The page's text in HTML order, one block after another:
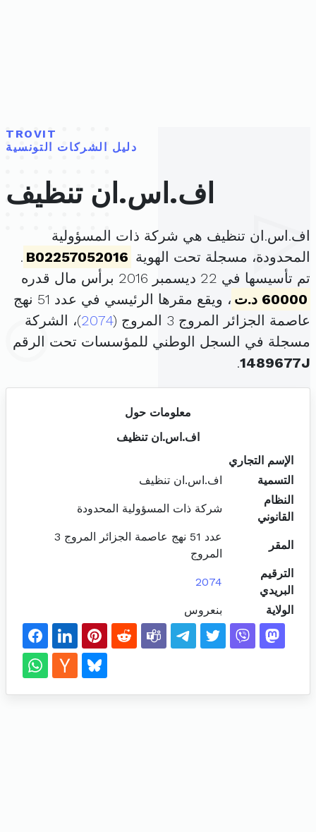
TROVIT
دليل الشركات التونسية
اف.اس.ان تنظيف
اف.اس.ان تنظيف هي شركة ذات المسؤولية
المحدودة، مسجلة تحت الهوية B02257052016
.
تم تأسيسها في 22 ديسمبر 2016 برأس مال قدره
60000 د.ت
، ويقع مقرها الرئيسي في عدد 51 نهج
عاصمة الجزائر المروج 3 المروج (
2074)، الشركة
مسجلة في السجل الوطني للمؤسسات تحت الرقم
1489677J
.
معلومات حول
اف.اس.ان تنظيف
الإسم التجاري
التسمية
اف.اس.ان تنظيف
النظام
القانوني
شركة ذات المسؤولية المحدودة
المقر
عدد 51 نهج عاصمة الجزائر المروج 3
المروج
الترقيم
البريدي
2074
الولاية بنعروس